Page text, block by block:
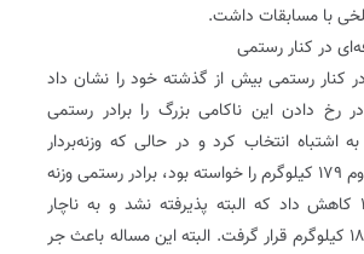
با مسابقات داشت.
در کنار رستمی
کنار رستمی بیش از گذشته خود را نشان داد
رخ دادن این ناکامی بزرگ را برادر رستمی
اشتباه انتخاب کرد و در حالی که وزنه‌بردار
کلمبیا برای حرکت دوم ۱۷۹ کیلوگرم را خواسته بود، برادر رستمی وزنه
او را از ۱۸۲ به ۱۷۹ کاهش داد که البته پذیرفته نشد و به ناچار
رستمی پشت وزنه ۱۸۰ کیلوگرم قرار گرفت. البته این مساله باعث جر